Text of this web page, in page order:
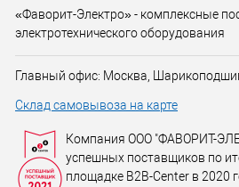
«Фаворит-Электро» - комплексные
электротехнического оборудования
Главный офис: Москва,
Склад самовывоза на карте
Компания ООО "ФАВОРИТ-
успешных поставщиков по
площадке B2B-Center в 2020